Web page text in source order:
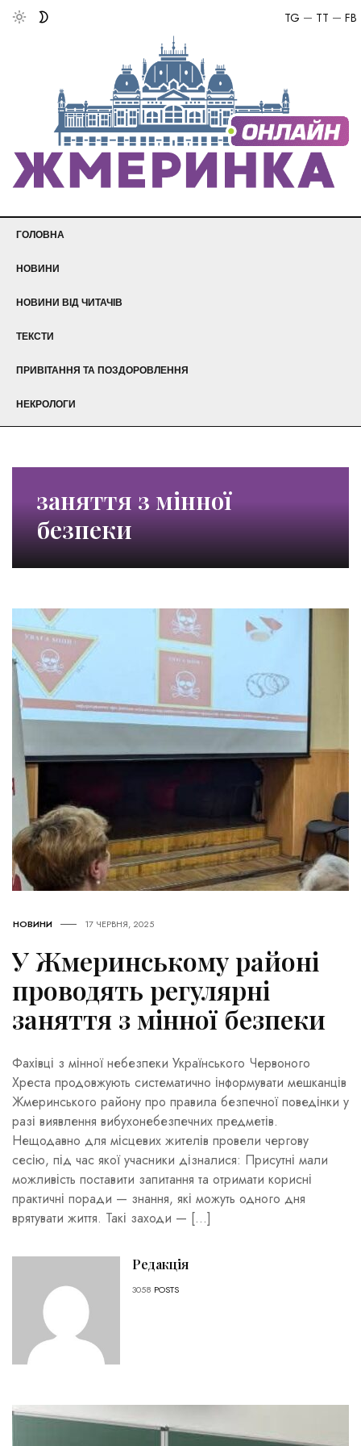
FB
TT
TG
ГОЛОВНА
НОВИНИ
НОВИНИ ВІД ЧИТАЧІВ
ТЕКСТИ
ПРИВІТАННЯ ТА ПОЗДОРОВЛЕННЯ
НЕКРОЛОГИ
заняття з мінної
безпеки
НОВИНИ 17 ЧЕРВНЯ, 2025
У Жмеринському районі
проводять регулярні
заняття з мінної безпеки
Фахівці з мінної небезпеки Українського Червоного
Хреста продовжують систематично інформувати мешканців
Жмеринського району про правила безпечної поведінки у
разі виявлення вибухонебезпечних предметів.
Нещодавно для місцевих жителів провели чергову
сесію, під час якої учасники дізналися: Присутні мали
можливість поставити запитання та отримати корисні
практичні поради — знання, які можуть одного дня
врятувати життя. Такі заходи — […]
Редакція
3058 POSTS